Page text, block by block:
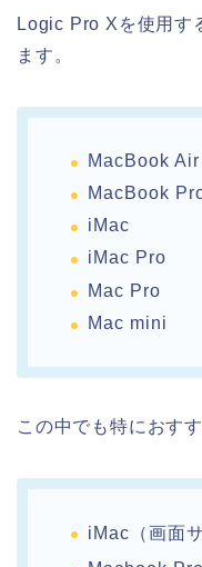
Logic Pro Xを使用す
ます。
MacBook Air
MacBook
iMac
iMac Pro
Mac Pro
Mac mini
この中でも特におす
iMac（画面